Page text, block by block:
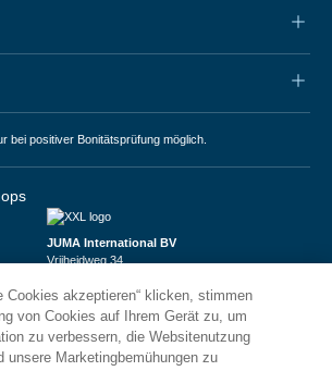
bei positiver Bonitätsprüfung möglich.
JUMA International BV
Vrijheidweg 34
BTW: NL853095048B01
K.V.K.: 58573909
Cookies akzeptieren“ klicken, stimmen
von Cookies auf Ihrem Gerät zu, um
zu verbessern, die Websitenutzung
unsere Marketingbemühungen zu